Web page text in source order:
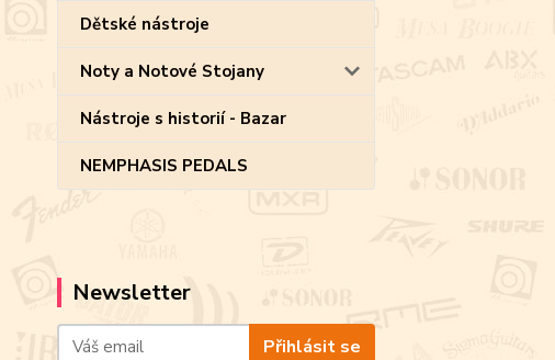
Dětské nástroje
Noty a Notové Stojany
Nástroje s historií - Bazar
NEMPHASIS PEDALS
Newsletter
Přihlásit se